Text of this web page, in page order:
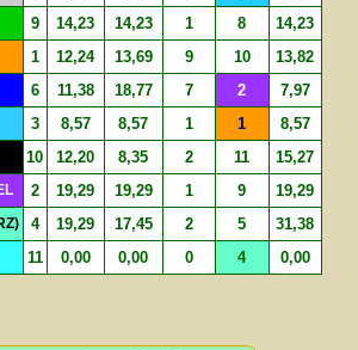
9 14,23 14,23 1 8 14,23
1 12,24 13,69 9 10 13,82
6 11,38 18,77 7 2 7,97
3 8,57 8,57 1 1 8,57
10 12,20 8,35 2 11 15,27
2 19,29 19,29 1 9 19,29
4 19,29 17,45 2 5 31,38
11 0,00 0,00 0 4 0,00